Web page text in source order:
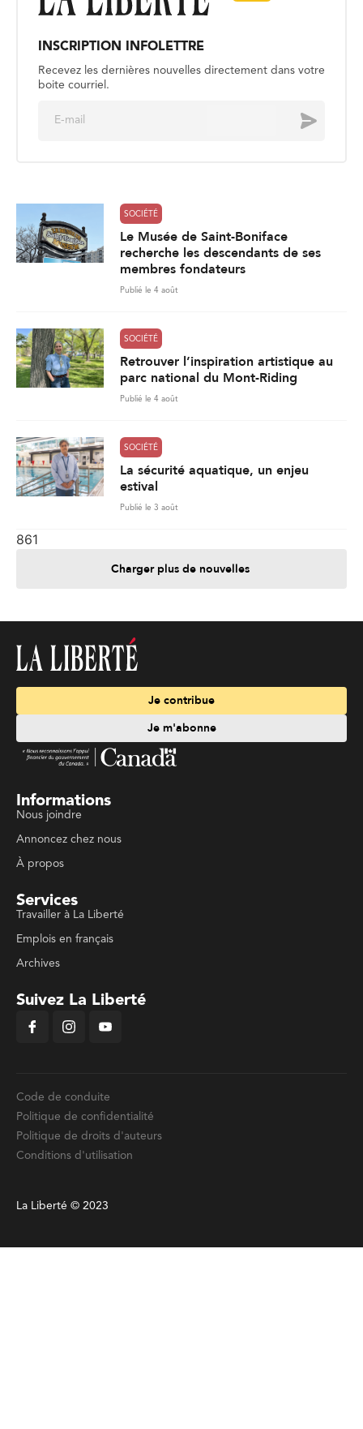
INSCRIPTION INFOLETTRE
Recevez les dernières nouvelles directement dans votre
boite courriel.
Envoyer
SOCIÉTÉ
Le Musée de Saint-Boniface
recherche les descendants de ses
membres fondateurs
Publié le 4 août
SOCIÉTÉ
Retrouver l’inspiration artistique au
parc national du Mont-Riding
Publié le 4 août
SOCIÉTÉ
La sécurité aquatique, un enjeu
estival
Publié le 3 août
861
Charger plus de nouvelles
Je contribue
Je m'abonne
Informations
Nous joindre
Annoncez chez nous
À propos
Services
Travailler à La Liberté
Emplois en français
Archives
Suivez La Liberté
Code de conduite
Politique de confidentialité
Politique de droits d'auteurs
Conditions d'utilisation
La Liberté © 2023